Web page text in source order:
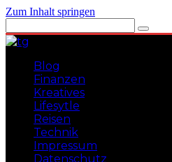
Zum Inhalt springen
Blog
Finanzen
Kreatives
Lifesytle
Reisen
Technik
Impressum
Datenschutz